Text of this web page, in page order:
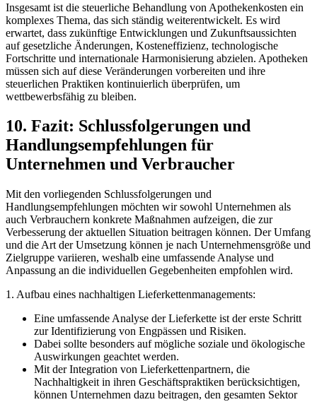
Insgesamt ist die steuerliche Behandlung von Apothekenkosten ‌ein
komplexes ⁤Thema, das ⁣sich ständig weiterentwickelt. Es‌ wird
erwartet, dass zukünftige ‍Entwicklungen ⁤und Zukunftsaussichten
auf gesetzliche Änderungen, Kosteneffizienz, technologische
Fortschritte und internationale Harmonisierung abzielen. ⁢Apotheken
müssen sich auf diese Veränderungen vorbereiten und ihre
steuerlichen Praktiken kontinuierlich überprüfen, um
wettbewerbsfähig zu bleiben.
10. Fazit: Schlussfolgerungen ⁤und
Handlungsempfehlungen für
Unternehmen und Verbraucher
Mit den vorliegenden Schlussfolgerungen und
Handlungsempfehlungen möchten‌ wir sowohl ⁢Unternehmen als
auch ‍Verbrauchern konkrete Maßnahmen aufzeigen, die zur
Verbesserung ⁣der aktuellen Situation beitragen können.⁤ Der Umfang
⁤und‍ die Art der Umsetzung ‌können‌ je nach Unternehmensgröße und
Zielgruppe variieren, weshalb eine umfassende Analyse und
Anpassung an die individuellen Gegebenheiten empfohlen wird.
1. Aufbau ​eines ​nachhaltigen Lieferkettenmanagements:
Eine umfassende Analyse der Lieferkette ist der erste Schritt
zur Identifizierung von Engpässen und Risiken.
Dabei sollte besonders auf mögliche⁣ soziale und‍ ökologische
Auswirkungen geachtet werden.
Mit der Integration von Lieferkettenpartnern, die
Nachhaltigkeit in ihren Geschäftspraktiken berücksichtigen,
können Unternehmen dazu ‍beitragen, den‍ gesamten Sektor